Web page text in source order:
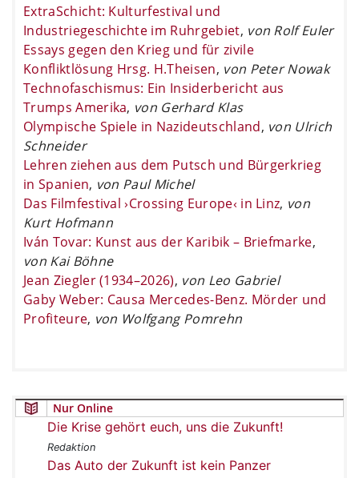
ExtraSchicht: Kulturfestival und
Industriegeschichte im Ruhrgebiet, von Rolf Euler
Essays gegen den Krieg und für zivile
Konfliktlösung Hrsg. H.Theisen, von Peter Nowak
Technofaschismus: Ein Insiderbericht aus
Trumps Amerika, von Gerhard Klas
Olympische Spiele in Nazideutschland, von Ulrich
Schneider
Lehren ziehen aus dem Putsch und Bürgerkrieg
in Spanien, von Paul Michel
Das Filmfestival ›Crossing Europe‹ in Linz, von
Kurt Hofmann
Iván Tovar: Kunst aus der Karibik – Briefmarke,
von Kai Böhne
Jean Ziegler (1934–2026), von Leo Gabriel
Gaby Weber: Causa Mercedes-Benz. Mörder und
Profiteure, von Wolfgang Pomrehn
Nur Online
Die Krise gehört euch, uns die Zukunft!
Redaktion
Das Auto der Zukunft ist kein Panzer